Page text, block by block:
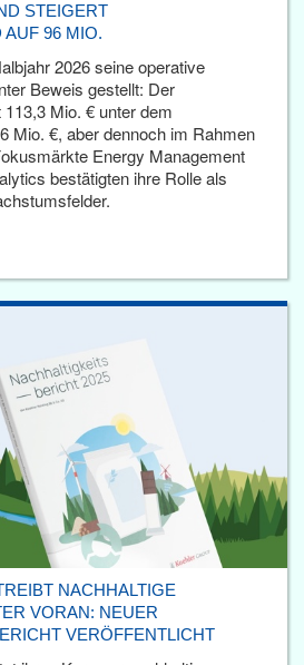
STEIGERT
AUF 96 MIO.
2026 seine operative
Beweis gestellt: Der
Mio. € unter dem
Mio. €, aber dennoch im Rahmen
Energy Management
bestätigten ihre Rolle als
NACHHALTIGE
VORAN: NEUER
VERÖFFENTLICHT